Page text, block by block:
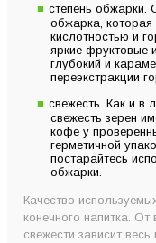
степень обжарки.
обжарка,
кислотностью и
яркие фруктовые
глубокий и
переэкстракции
свежесть. Как и в
свежесть зерен
кофе у
герметичной
постарайтесь
обжарки.
Качество
конечного напитка.
свежести зависит